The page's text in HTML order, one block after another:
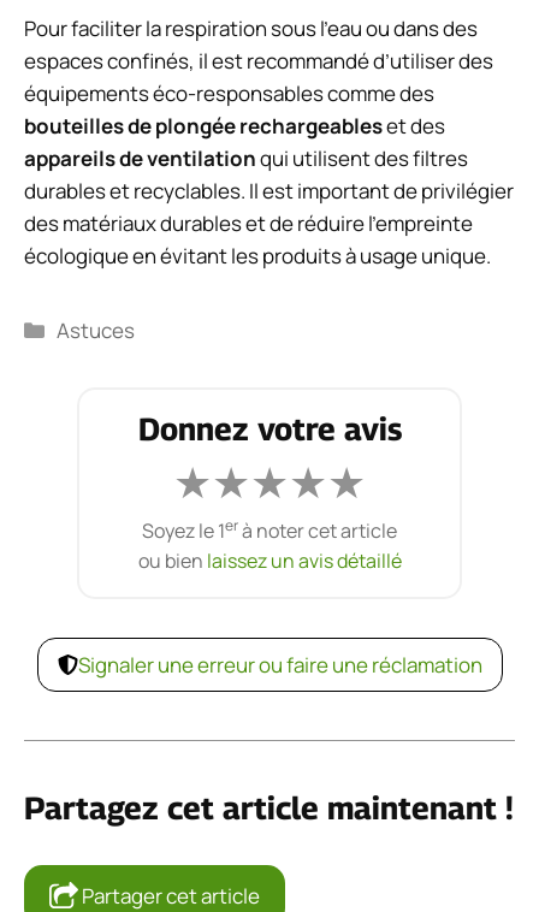
Pour faciliter la respiration sous l’eau ou dans des
espaces confinés, il est recommandé d’utiliser des
équipements éco-responsables comme des
bouteilles de plongée rechargeableset des
appareils de ventilationqui utilisent des filtres
durables et recyclables. Il est important de privilégier
des matériaux durables et de réduire l’empreinte
écologique en évitant les produits à usage unique.
Catégories
Astuces
Donnez votre avis
★★★★★
Soyez le 1erà noter cet article
ou bien laissez un avis détaillé
Signaler une erreur ou faire une réclamation
Partagez cet article maintenant !
Partager cet article